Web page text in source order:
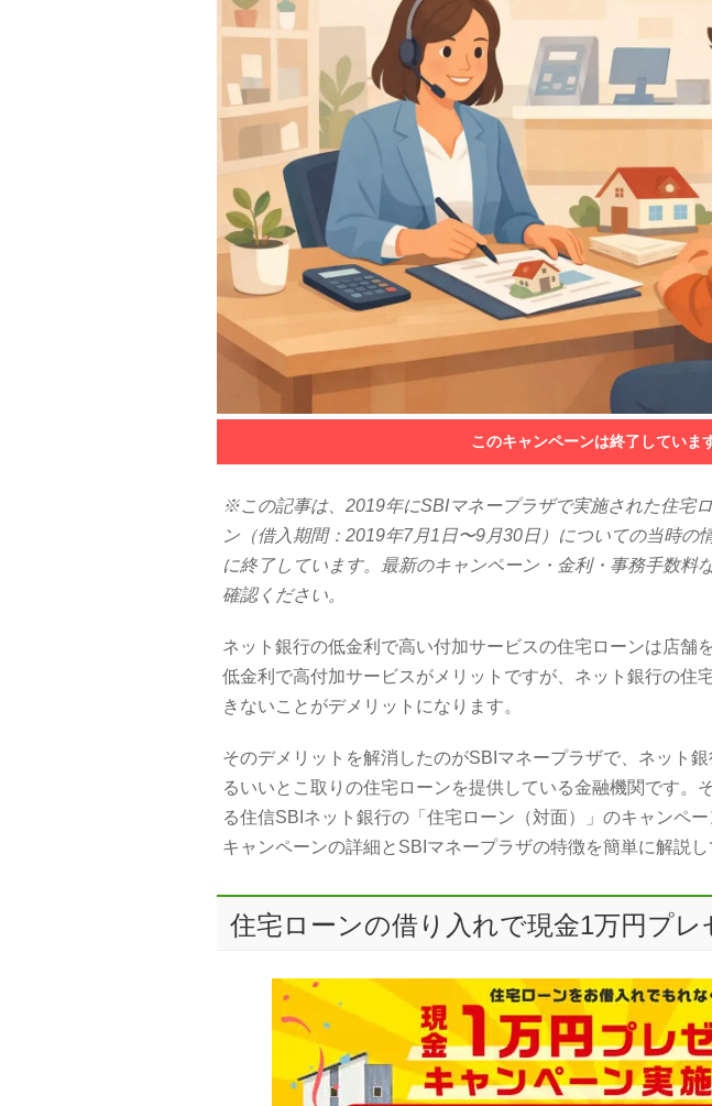
このキャンペーンは終了していま
※この記事は、2019年にSBIマネープラザで実施された住宅
ン（借入期間：2019年7月1日〜9月30日）についての当時の
に終了しています。最新のキャンペーン・金利・事務手数料
確認ください。
ネット銀行の低金利で高い付加サービスの住宅ローンは店舗
低金利で高付加サービスがメリットですが、ネット銀行の住
きないことがデメリットになります。
そのデメリットを解消したのがSBIマネープラザで、ネット
るいいとこ取りの住宅ローンを提供している金融機関です。
る住信SBIネット銀行の「住宅ローン（対面）」のキャンペー
キャンペーンの詳細とSBIマネープラザの特徴を簡単に解説し
住宅ローンの借り入れで現金1万円プレ